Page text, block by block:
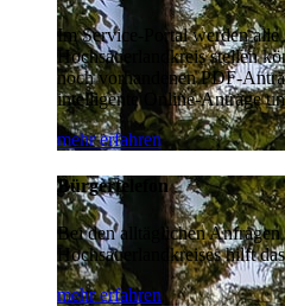
Im Service-Portal werden alle
Hochsauerlandkreis stellen
noch vorhandenen PDF-
intelligente Online-Anträge
mehr erfahren
Bürgertelefon
Bei den alltäglichen
Hochsauerlandkreises hilft
mehr erfahren